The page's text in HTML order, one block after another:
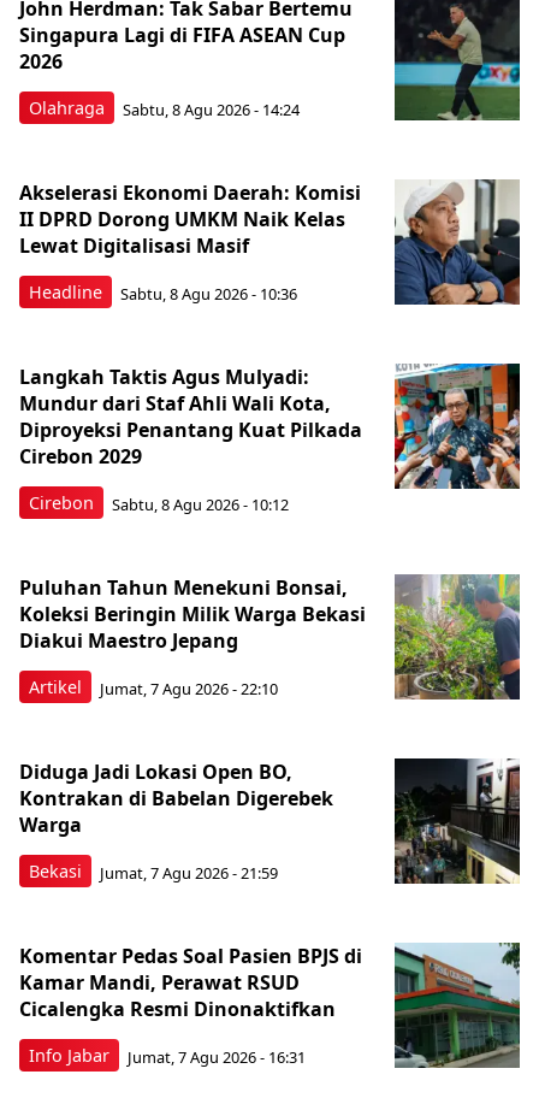
Olahraga
John Herdman: Tak Sabar Bertemu
Singapura Lagi di FIFA ASEAN Cup
2026
Sabtu, 8 Agu 2026 - 14:24
Headline
Akselerasi Ekonomi Daerah: Komisi
II DPRD Dorong UMKM Naik Kelas
Lewat Digitalisasi Masif
Sabtu, 8 Agu 2026 - 10:36
Cirebon
Langkah Taktis Agus Mulyadi:
Mundur dari Staf Ahli Wali Kota,
Diproyeksi Penantang Kuat Pilkada
Cirebon 2029
Sabtu, 8 Agu 2026 - 10:12
Artikel
Puluhan Tahun Menekuni Bonsai,
Koleksi Beringin Milik Warga Bekasi
Diakui Maestro Jepang
Jumat, 7 Agu 2026 - 22:10
Bekasi
Diduga Jadi Lokasi Open BO,
Kontrakan di Babelan Digerebek
Warga
Jumat, 7 Agu 2026 - 21:59
Info Jabar
Komentar Pedas Soal Pasien BPJS di
Kamar Mandi, Perawat RSUD
Cicalengka Resmi Dinonaktifkan
Jumat, 7 Agu 2026 - 16:31